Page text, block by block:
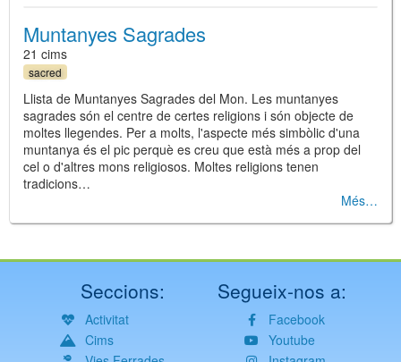
Muntanyes Sagrades
21 cims
sacred
Llista de Muntanyes Sagrades del Mon. Les muntanyes
sagrades són el centre de certes religions i són objecte de
moltes llegendes. Per a molts, l'aspecte més simbòlic d'una
muntanya és el pic perquè es creu que està més a prop del
cel o d'altres mons religiosos. Moltes religions tenen
tradicions…
Més
Seccions:
Activitat
Cims
Segueix-nos a:
Facebook
Youtube